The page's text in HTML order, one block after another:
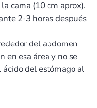
cama (10 cm aprox).
2-3 horas después
del abdomen
en esa área y no se
ácido del estómago al